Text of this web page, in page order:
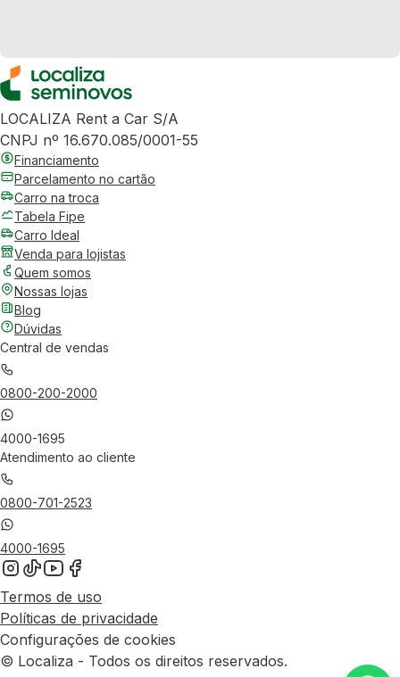
LOCALIZA Rent a Car S/A
CNPJ nº 16.670.085/0001-55
Financiamento
Parcelamento no cartão
Carro na troca
Tabela Fipe
Carro Ideal
Venda para lojistas
Quem somos
Nossas lojas
Blog
Dúvidas
Central de vendas
0800-200-2000
4000-1695
Atendimento ao cliente
0800-701-2523
4000-1695
Termos de uso
Políticas de privacidade
Configurações de cookies
© Localiza - Todos os direitos reservados.